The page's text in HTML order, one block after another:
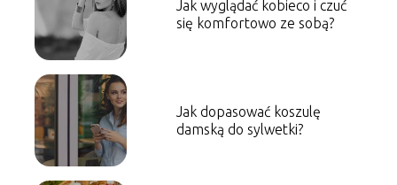
Jak wyglądać kobieco i czuć
się komfortowo ze sobą?
Jak dopasować koszulę
damską do sylwetki?